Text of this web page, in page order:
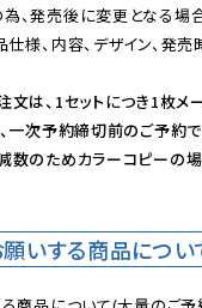
発売後に変更となる場合
、内容、デザイン、発売
は、1セットにつき1枚メ
一次予約締切前のご予約で
のためカラーコピーの場
いする商品につい